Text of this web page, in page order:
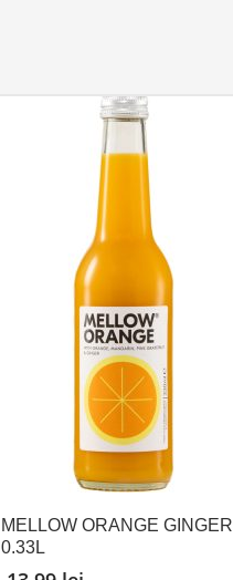
MELLOW ORANGE GINGER
0.33L